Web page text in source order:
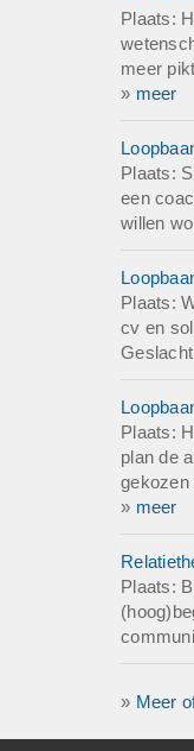
Plaats:
meer
» meer
Plaats:
een
willen
Plaats:
cv en
Plaats:
plan de
gekozen
» meer
Plaats:
» Meer